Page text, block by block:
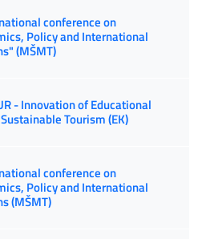
conference on
Policy and International
(MŠMT)
- Innovation of Educational
Tourism (EK)
conference on
Policy and International
(MŠMT)